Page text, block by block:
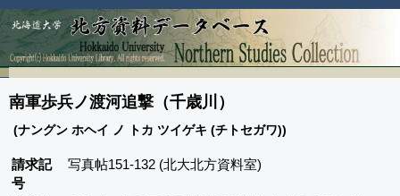
南軍歩兵ノ渡河追撃（千歳川）
(ナングン ホヘイ ノ トカ ツイゲキ (チトセガワ))
請求記
号
写真帖151-132 (北大北方資料室)